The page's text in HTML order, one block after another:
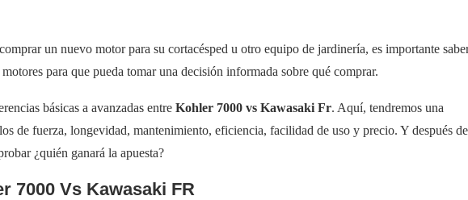
un nuevo motor para su cortacésped u otro equipo de jardinería, es importante
para que pueda tomar una decisión informada sobre qué comprar.
básicas a avanzadas entre Kohler 7000 vs Kawasaki Fr. Aquí, tendremos una
de fuerza, longevidad, mantenimiento, eficiencia, facilidad de uso y precio. Y después de
¿quién ganará la apuesta?
7000 Vs Kawasaki FR